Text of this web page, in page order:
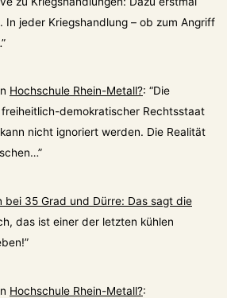
In jeder Kriegshandlung – ob zum Angriff
”
Hochschule Rhein-Metall?: “Die
demokratischer Rechtsstaat
nicht ignoriert werden. Die Realität
”
bei 35 Grad und Dürre: Das sagt die
das ist einer der letzten kühlen
”
Hochschule Rhein-Metall?: